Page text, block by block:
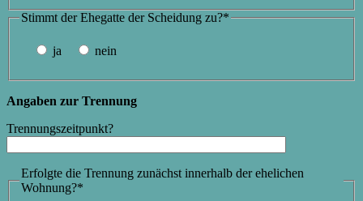
Stimmt der Ehegatte der Scheidung zu?*
ja nein
Angaben zur Trennung
Trennungszeitpunkt?
Erfolgte die Trennung zunächst innerhalb der ehelichen
Wohnung?*